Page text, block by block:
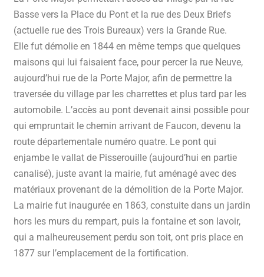
Basse vers la Place du Pont et la rue des Deux Briefs
(actuelle rue des Trois Bureaux) vers la Grande Rue.
Elle fut démolie en 1844 en même temps que quelques
maisons qui lui faisaient face, pour percer la rue Neuve,
aujourd’hui rue de la Porte Major, afin de permettre la
traversée du village par les charrettes et plus tard par les
automobile. L’accès au pont devenait ainsi possible pour
qui empruntait le chemin arrivant de Faucon, devenu la
route départementale numéro quatre. Le pont qui
enjambe le vallat de Pisserouille (aujourd’hui en partie
canalisé), juste avant la mairie, fut aménagé avec des
matériaux provenant de la démolition de la Porte Major.
La mairie fut inaugurée en 1863, constuite dans un jardin
hors les murs du rempart, puis la fontaine et son lavoir,
qui a malheureusement perdu son toit, ont pris place en
1877 sur l’emplacement de la fortification.